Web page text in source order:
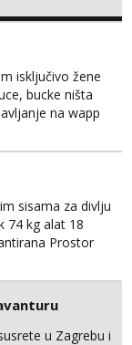
isključivo žene
bucke ništa
na wapp
sisama za divlju
74 kg alat 18
Prostor
i Šibenika
bez poziva
u Zagrebu i